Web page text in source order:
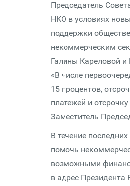
Председатель
НКО в условиях
поддержки
некоммерческим
Галины Кареловой
«В числе
15 процентов,
платежей и
Заместитель
В течение
помочь
возможными
в адрес Президента